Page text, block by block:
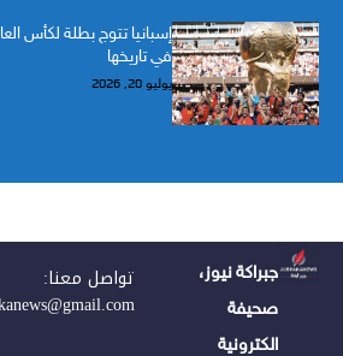
في تاريخها
يوليو 20, 2026
جبراكة نيوز،
صحيفة
الكترونية
تواصل معنا: